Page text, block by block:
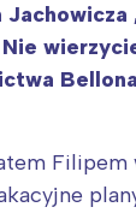
Filipem